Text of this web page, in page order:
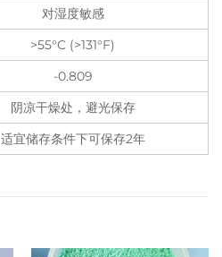
对湿度敏感
>55°C (>131°F)
-0.809
阴凉干燥处，避光保存
适宜储存条件下可保存2年